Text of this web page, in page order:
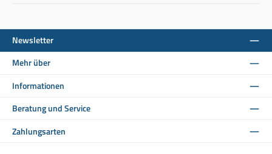
Newsletter
Mehr über
Informationen
Beratung und Service
Zahlungsarten